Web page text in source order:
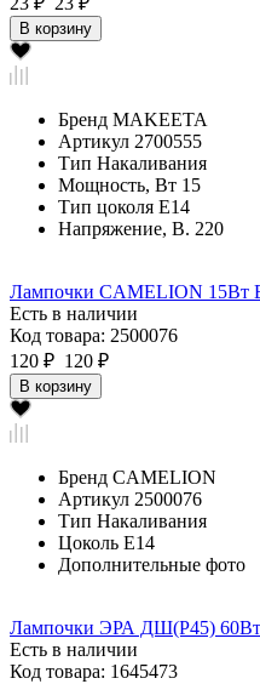
В корзину
Бренд MAKEETA
Артикул 2700555
Тип Накаливания
Мощность, Вт 15
Тип цоколя Е14
Напряжение, В. 220
Лампочки CAMELION 15Вт
Есть в наличии
Код товара: 2500076
120 ₽ 120 ₽
В корзину
Бренд CAMELION
Артикул 2500076
Тип Накаливания
Цоколь E14
Дополнительные фото
Лампочки ЭРА ДШ(P45)
Есть в наличии
Код товара: 1645473